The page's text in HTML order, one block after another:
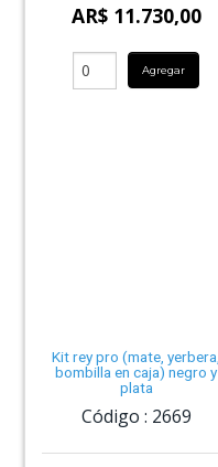
AR$ 11.730,00
Agregar
Kit rey pro (mate, yerbera,
bombilla en caja) negro y
plata
Código : 2669